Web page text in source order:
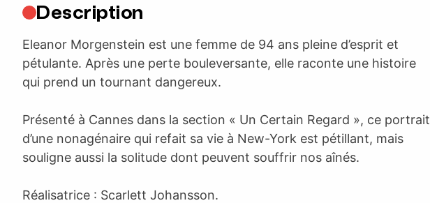
Description
Eleanor Morgenstein est une femme de 94 ans pleine d’esprit et
pétulante. Après une perte bouleversante, elle raconte une histoire
qui prend un tournant dangereux.
Présenté à Cannes dans la section « Un Certain Regard », ce portrait
d’une nonagénaire qui refait sa vie à New-York est pétillant, mais
souligne aussi la solitude dont peuvent souffrir nos aînés.
Réalisatrice : Scarlett Johansson.